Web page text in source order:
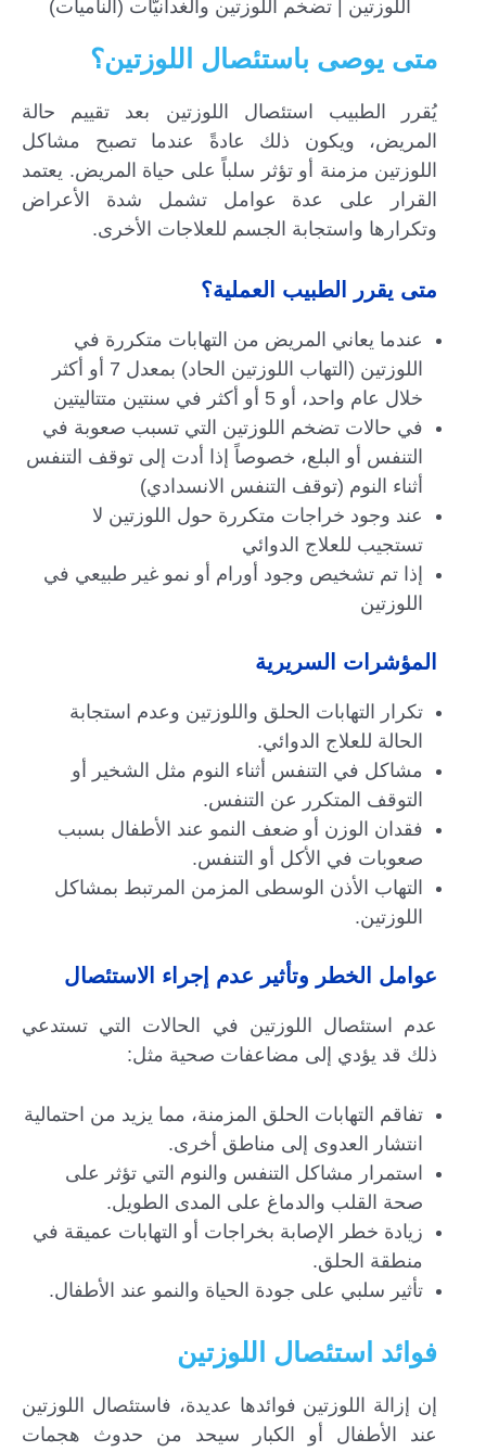
اللوزتين | تضخم اللوزتين والغدانيّات (الناميات)
متى يوصى باستئصال اللوزتين؟
يُقرر الطبيب استئصال اللوزتين بعد تقييم حالة
المريض، ويكون ذلك عادةً عندما تصبح مشاكل
اللوزتين مزمنة أو تؤثر سلباً على حياة المريض. يعتمد
القرار على عدة عوامل تشمل شدة الأعراض
وتكرارها واستجابة الجسم للعلاجات الأخرى.
متى يقرر الطبيب العملية؟
عندما يعاني المريض من التهابات متكررة في
اللوزتين (التهاب اللوزتين الحاد) بمعدل 7 أو أكثر
خلال عام واحد، أو 5 أو أكثر في سنتين متتاليتين
في حالات تضخم اللوزتين التي تسبب صعوبة في
التنفس أو البلع، خصوصاً إذا أدت إلى توقف التنفس
أثناء النوم (توقف التنفس الانسدادي)
عند وجود خراجات متكررة حول اللوزتين لا
تستجيب للعلاج الدوائي
إذا تم تشخيص وجود أورام أو نمو غير طبيعي في
اللوزتين
المؤشرات السريرية
تكرار التهابات الحلق واللوزتين وعدم استجابة
الحالة للعلاج الدوائي.
مشاكل في التنفس أثناء النوم مثل الشخير أو
التوقف المتكرر عن التنفس.
فقدان الوزن أو ضعف النمو عند الأطفال بسبب
صعوبات في الأكل أو التنفس.
التهاب الأذن الوسطى المزمن المرتبط بمشاكل
اللوزتين.
عوامل الخطر وتأثير عدم إجراء الاستئصال
عدم استئصال اللوزتين في الحالات التي تستدعي
ذلك قد يؤدي إلى مضاعفات صحية مثل:
تفاقم التهابات الحلق المزمنة، مما يزيد من احتمالية
انتشار العدوى إلى مناطق أخرى.
استمرار مشاكل التنفس والنوم التي تؤثر على
صحة القلب والدماغ على المدى الطويل.
زيادة خطر الإصابة بخراجات أو التهابات عميقة في
منطقة الحلق.
تأثير سلبي على جودة الحياة والنمو عند الأطفال.
فوائد استئصال اللوزتين
إن إزالة اللوزتين فوائدها عديدة، فاستئصال اللوزتين
عند الأطفال أو الكبار سيحد من حدوث هجمات